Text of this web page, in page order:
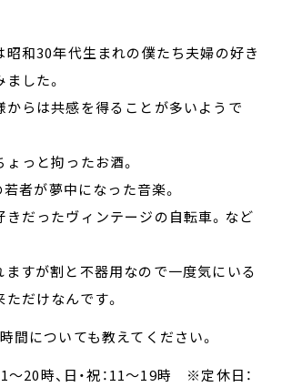
昭和30年代生まれの僕たち夫婦の好き
した。
からは共感を得ることが多いようで
っと拘ったお酒。
者が夢中になった音楽。
だったヴィンテージの自転車。など
ますが割と不器用なので一度気にいる
だけなんです。
間についても教えてください。
～20時、日・祝：11～19時 ※定休日：